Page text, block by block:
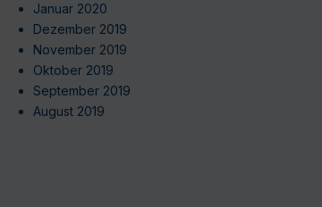
Januar 2020
Dezember 2019
November 2019
Oktober 2019
September 2019
August 2019